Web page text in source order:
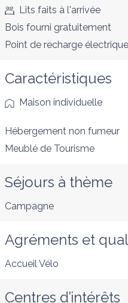
Lits faits à l'arrivée
Bois fourni gratuitement
Point de recharge électrique
Caractéristiques
Maison individuelle
Hébergement non fumeur
Meublé de Tourisme
Séjours à thème
Campagne
Agréments et
Accueil Vélo
Centres d’intérêts